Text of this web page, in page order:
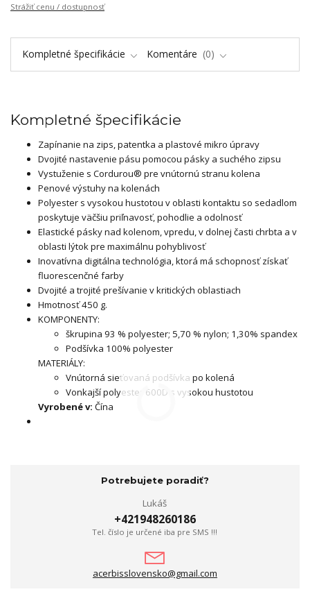
Strážiť cenu / dostupnosť
Kompletné špecifikácie Komentáre 0
Kompletné špecifikácie
Zapínanie na zips, patentka a plastové mikro úpravy
Dvojité nastavenie pásu pomocou pásky a suchého zipsu
Vystuženie s Cordurou® pre vnútornú stranu kolena
Penové výstuhy na kolenách
Polyester s vysokou hustotou v oblasti kontaktu so sedadlom
poskytuje väčšiu priľnavosť, pohodlie a odolnosť
Elastické pásky nad kolenom, vpredu, v dolnej časti chrbta a v
oblasti lýtok pre maximálnu pohyblivosť
Inovatívna digitálna technológia, ktorá má schopnosť získať
fluorescenčné farby
Dvojité a trojité prešívanie v kritických oblastiach
Hmotnosť 450 g.
KOMPONENTY:
škrupina 93 % polyester; 5,70 % nylon; 1,30% spandex
Podšívka 100% polyester
MATERIÁLY:
Vnútorná sieťovaná podšívka po kolená
Vonkajší polyester 600D s vysokou hustotou
Vyrobené v: Čína
Potrebujete poradiť?
Lukáš
+421948260186
Tel. číslo je určené iba pre SMS !!!
acerbisslovensko@gmail.com